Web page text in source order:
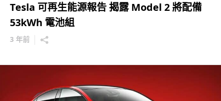
Tesla 可再生能源報告 揭露 Model 2 將配備
53kWh 電池組
3 年前